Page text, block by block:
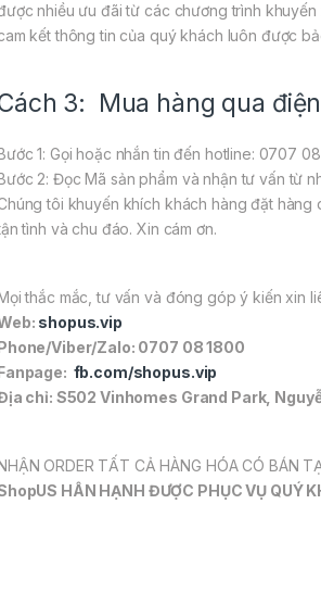
nhiều ưu đãi từ các chương trình
kết thông tin của quý khách luôn được
3: Mua hàng qua
1: Gọi hoặc nhắn tin đến hotline: 0707
2: Đọc Mã sản phẩm và nhận tư vấn từ
tôi khuyến khích khách hàng đặt
tình và chu đáo. Xin cám ơn.
thắc mắc, tư vấn và đóng góp ý kiến xin
shopus.vip
Viber/Zalo: 0707 08 1800
fb.com/shopus.vip
chỉ: S502 Vinhomes Grand Park,
ORDER TẤT CẢ HÀNG HÓA CÓ BÁN
HÂN HẠNH ĐƯỢC PHỤC VỤ QUÝ